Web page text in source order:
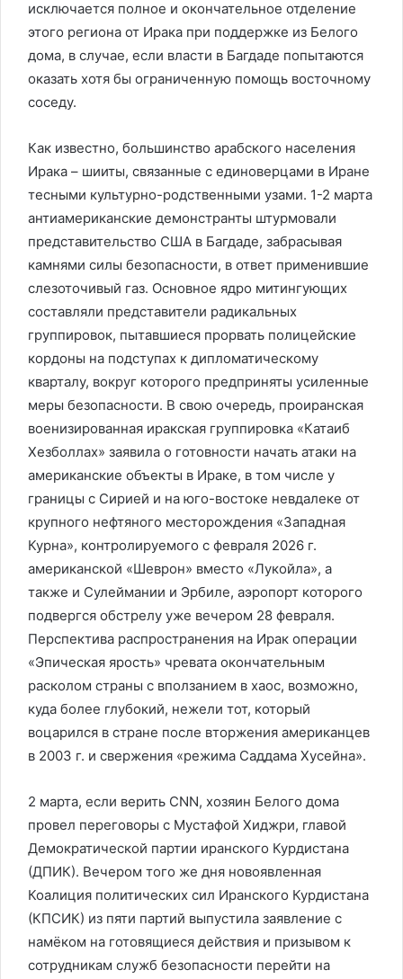
исключается полное и окончательное отделение
этого региона от Ирака при поддержке из Белого
дома, в случае, если власти в Багдаде попытаются
оказать хотя бы ограниченную помощь восточному
соседу.
Как известно, большинство арабского населения
Ирака – шииты, связанные с единоверцами в Иране
тесными культурно-родственными узами. 1-2 марта
антиамериканские демонстранты штурмовали
представительство США в Багдаде, забрасывая
камнями силы безопасности, в ответ применившие
слезоточивый газ. Основное ядро митингующих
составляли представители радикальных
группировок, пытавшиеся прорвать полицейские
кордоны на подступах к дипломатическому
кварталу, вокруг которого предприняты усиленные
меры безопасности. В свою очередь, проиранская
военизированная иракская группировка «Катаиб
Хезболлах» заявила о готовности начать атаки на
американские объекты в Ираке, в том числе у
границы с Сирией и на юго-востоке невдалеке от
крупного нефтяного месторождения «Западная
Курна», контролируемого с февраля 2026 г.
американской «Шеврон» вместо «Лукойла», а
также и Сулеймании и Эрбиле, аэропорт которого
подвергся обстрелу уже вечером 28 февраля.
Перспектива распространения на Ирак операции
«Эпическая ярость» чревата окончательным
расколом страны с вползанием в хаос, возможно,
куда более глубокий, нежели тот, который
воцарился в стране после вторжения американцев
в 2003 г. и свержения «режима Саддама Хусейна».
2 марта, если верить CNN, хозяин Белого дома
провел переговоры с Мустафой Хиджри, главой
Демократической партии иранского Курдистана
(ДПИК). Вечером того же дня новоявленная
Коалиция политических сил Иранского Курдистана
(КПСИК) из пяти партий выпустила заявление с
намёком на готовящиеся действия и призывом к
сотрудникам служб безопасности перейти на